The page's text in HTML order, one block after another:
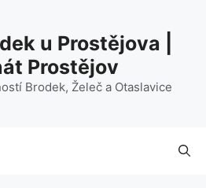
u Prostějova |
Prostějov
Brodek, Želeč a Otaslavice